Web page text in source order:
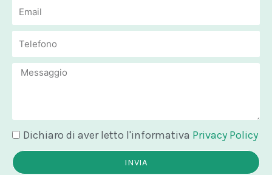
Email
Email
Message
Dichiaro di aver letto l'informativa Privacy Policy
INVIA